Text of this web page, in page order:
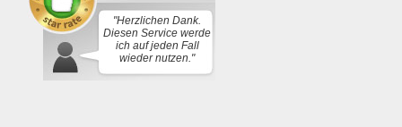
"Herzlichen Dank.
Diesen Service werde
ich auf jeden Fall
wieder nutzen."